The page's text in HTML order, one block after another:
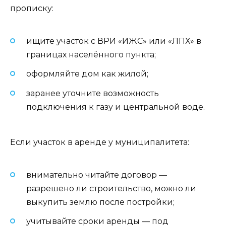
прописку:
ищите участок с ВРИ «ИЖС» или «ЛПХ» в
границах населённого пункта;
оформляйте дом как жилой;
заранее уточните возможность
подключения к газу и центральной воде.
Если участок в аренде у муниципалитета:
внимательно читайте договор —
разрешено ли строительство, можно ли
выкупить землю после постройки;
учитывайте сроки аренды — под